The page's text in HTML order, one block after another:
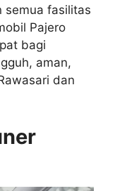
semua fasilitas
Pajero
bagi
aman,
dan